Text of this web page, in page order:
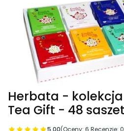
Herbata -
Tea Gift - 48
5.00(Oceny: 6 Recenzje: